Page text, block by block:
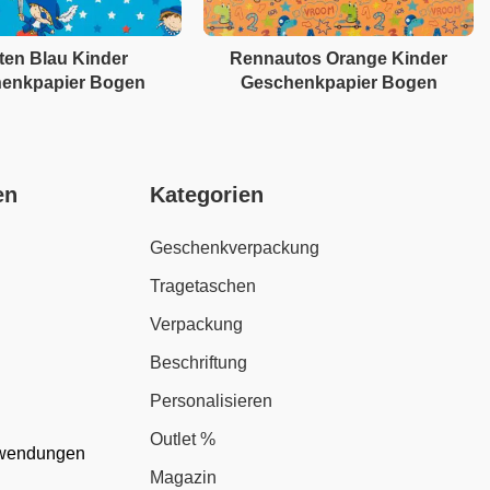
Blau Kinder
Bogen
Rennautos Orange Kinder
Geschenkpapier Bogen
Kategorien
Geschenkverpackung
Tragetaschen
Verpackung
Beschriftung
Personalisieren
Outlet %
Magazin